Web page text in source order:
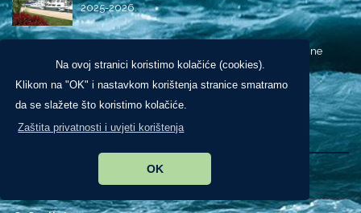
Na ovoj stranici koristimo kolačiće (cookies).
Klikom na "OK" i nastavkom korištenja stranice smatramo
da se slažete što koristimo kolačiće.
Zaštita privatnosti i uvjeti korištenja
OK
2025-2026.
Proglašenje Dana žalosti 11. listopada 2025. godine
Izdvojeno